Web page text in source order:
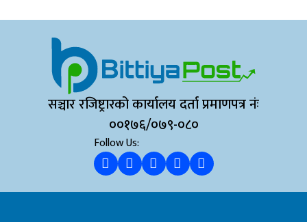
सञ्चार रजिष्ट्रारको कार्यालय दर्ता प्रमाणपत्र नंः
००१७६/०७९-०८०
Follow Us: